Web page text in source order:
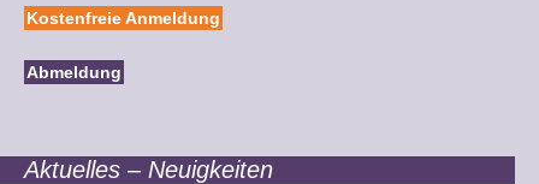
Kostenfreie Anmeldung
Abmeldung
Aktuelles – Neuigkeiten